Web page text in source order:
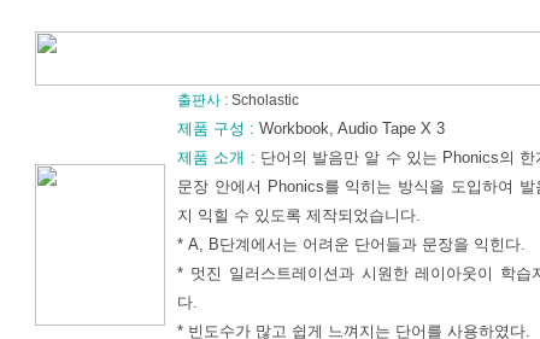
출판사 : Scholastic
제품 구성 : Workbook, Audio Tape X 3
제품 소개 : 단어의 발음만 알 수 있는 Phonics의
문장 안에서 Phonics를 익히는 방식을 도입하여 발
지 익힐 수 있도록 제작되었습니다.
* A, B단계에서는 어려운 단어들과 문장을 익힌다.
* 멋진 일러스트레이션과 시원한 레이아웃이 학습
다.
* 빈도수가 많고 쉽게 느껴지는 단어를 사용하였다.